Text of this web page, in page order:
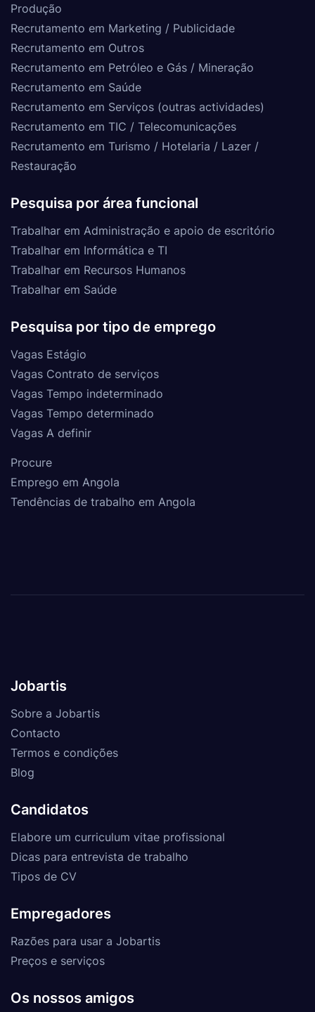
Produção
Recrutamento em Marketing / Publicidade
Recrutamento em Outros
Recrutamento em Petróleo e Gás / Mineração
Recrutamento em Saúde
Recrutamento em Serviços (outras actividades)
Recrutamento em TIC / Telecomunicações
Recrutamento em Turismo / Hotelaria / Lazer /
Restauração
Pesquisa por área funcional
Trabalhar em Administração e apoio de escritório
Trabalhar em Informática e TI
Trabalhar em Recursos Humanos
Trabalhar em Saúde
Pesquisa por tipo de emprego
Vagas Estágio
Vagas Contrato de serviços
Vagas Tempo indeterminado
Vagas Tempo determinado
Vagas A definir
Procure
Emprego em Angola
Tendências de trabalho em Angola
Jobartis
Sobre a Jobartis
Contacto
Termos e condições
Blog
Candidatos
Elabore um curriculum vitae profissional
Dicas para entrevista de trabalho
Tipos de CV
Empregadores
Razões para usar a Jobartis
Preços e serviços
Os nossos amigos